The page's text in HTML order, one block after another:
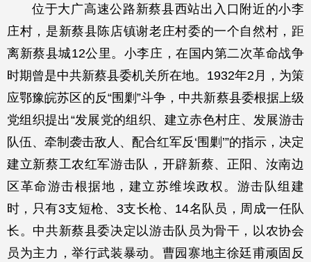
位于大广高速公路新蔡县西站出入口附近的小李
庄村，是新蔡县陈店镇谢老庄村委的一个自然村，距
离新蔡县城12公里。小李庄，在国内第二次革命战争
时期曾是中共新蔡县委机关所在地。1932年2月，为策
应鄂豫皖苏区的反“围剿”斗争，中共新蔡县委根据上级
党组织提出“发展党的组织、建立赤色村庄、发展游击
队伍、牵制袭击敌人、配合红军反‘围剿’”的指示，决定
建立新蔡工农红军游击队，开辟新蔡、正阳、汝南边
区革命游击根据地，建立苏维埃政权。游击队组建
时，只有3支短枪、3支长枪、14名队员，周成一任队
长。中共新蔡县委决定以游击队员为骨干，以农协会
员为主力，举行武装暴动。曹园寨地主徐廷甫顽固反